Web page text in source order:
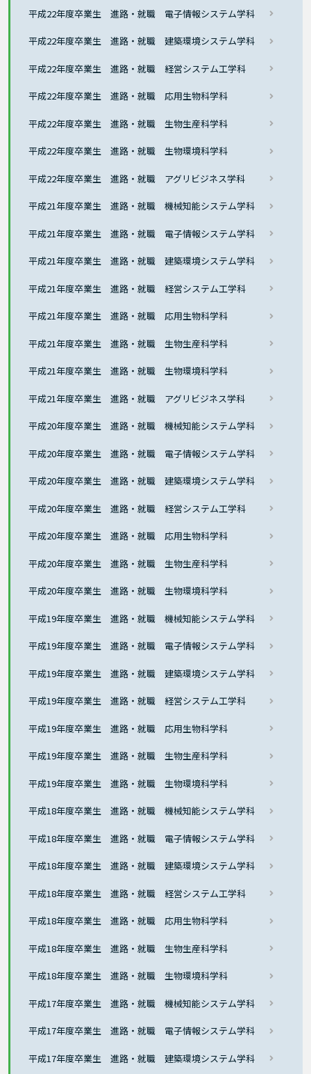
平成22年度卒業生 進路・就職 電子情報システム学科
平成22年度卒業生 進路・就職 建築環境システム学科
平成22年度卒業生 進路・就職 経営システム工学科
平成22年度卒業生 進路・就職 応用生物科学科
平成22年度卒業生 進路・就職 生物生産科学科
平成22年度卒業生 進路・就職 生物環境科学科
平成22年度卒業生 進路・就職 アグリビジネス学科
平成21年度卒業生 進路・就職 機械知能システム学科
平成21年度卒業生 進路・就職 電子情報システム学科
平成21年度卒業生 進路・就職 建築環境システム学科
平成21年度卒業生 進路・就職 経営システム工学科
平成21年度卒業生 進路・就職 応用生物科学科
平成21年度卒業生 進路・就職 生物生産科学科
平成21年度卒業生 進路・就職 生物環境科学科
平成21年度卒業生 進路・就職 アグリビジネス学科
平成20年度卒業生 進路・就職 機械知能システム学科
平成20年度卒業生 進路・就職 電子情報システム学科
平成20年度卒業生 進路・就職 建築環境システム学科
平成20年度卒業生 進路・就職 経営システム工学科
平成20年度卒業生 進路・就職 応用生物科学科
平成20年度卒業生 進路・就職 生物生産科学科
平成20年度卒業生 進路・就職 生物環境科学科
平成19年度卒業生 進路・就職 機械知能システム学科
平成19年度卒業生 進路・就職 電子情報システム学科
平成19年度卒業生 進路・就職 建築環境システム学科
平成19年度卒業生 進路・就職 経営システム工学科
平成19年度卒業生 進路・就職 応用生物科学科
平成19年度卒業生 進路・就職 生物生産科学科
平成19年度卒業生 進路・就職 生物環境科学科
平成18年度卒業生 進路・就職 機械知能システム学科
平成18年度卒業生 進路・就職 電子情報システム学科
平成18年度卒業生 進路・就職 建築環境システム学科
平成18年度卒業生 進路・就職 経営システム工学科
平成18年度卒業生 進路・就職 応用生物科学科
平成18年度卒業生 進路・就職 生物生産科学科
平成18年度卒業生 進路・就職 生物環境科学科
平成17年度卒業生 進路・就職 機械知能システム学科
平成17年度卒業生 進路・就職 電子情報システム学科
平成17年度卒業生 進路・就職 建築環境システム学科